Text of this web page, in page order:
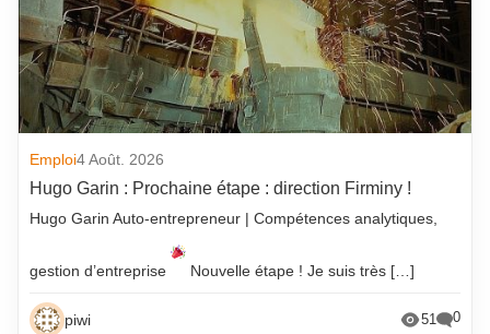
Emploi4 Août. 2026
Hugo Garin : Prochaine étape : direction Firminy !
Hugo Garin Auto-entrepreneur | Compétences analytiques,
gestion d’entreprise Nouvelle étape ! Je suis très […]
piwi 51 0